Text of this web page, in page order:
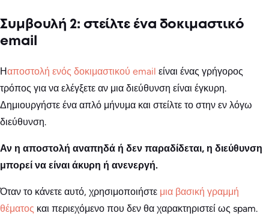
Συμβουλή 2: στείλτε ένα δοκιμαστικό
email
Ηαποστολή ενός δοκιμαστικού email είναι ένας γρήγορος
τρόπος για να ελέγξετε αν μια διεύθυνση είναι έγκυρη.
Δημιουργήστε ένα απλό μήνυμα και στείλτε το στην εν λόγω
διεύθυνση.
Αν η αποστολή αναπηδά ή δεν παραδίδεται, η διεύθυνση
μπορεί να είναι άκυρη ή ανενεργή.
Όταν το κάνετε αυτό, χρησιμοποιήστε μια βασική γραμμή
θέματος και περιεχόμενο που δεν θα χαρακτηριστεί ως spam.